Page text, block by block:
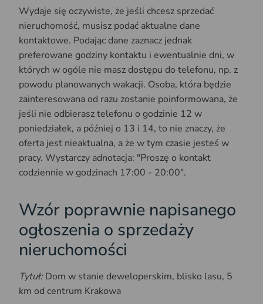
Wydaje się oczywiste, że jeśli chcesz sprzedać
nieruchomość, musisz podać aktualne dane
kontaktowe. Podając dane zaznacz jednak
preferowane godziny kontaktu i ewentualnie dni, w
których w ogóle nie masz dostępu do telefonu, np. z
powodu planowanych wakacji. Osoba, która będzie
zainteresowana od razu zostanie poinformowana, że
jeśli nie odbierasz telefonu o godzinie 12 w
poniedziałek, a później o 13 i 14, to nie znaczy, że
oferta jest nieaktualna, a że w tym czasie jesteś w
pracy. Wystarczy adnotacja: "Proszę o kontakt
codziennie w godzinach 17:00 - 20:00".
Wzór poprawnie napisanego
ogłoszenia o sprzedaży
nieruchomości
Tytuł:Dom w stanie deweloperskim, blisko lasu, 5
km od centrum Krakowa